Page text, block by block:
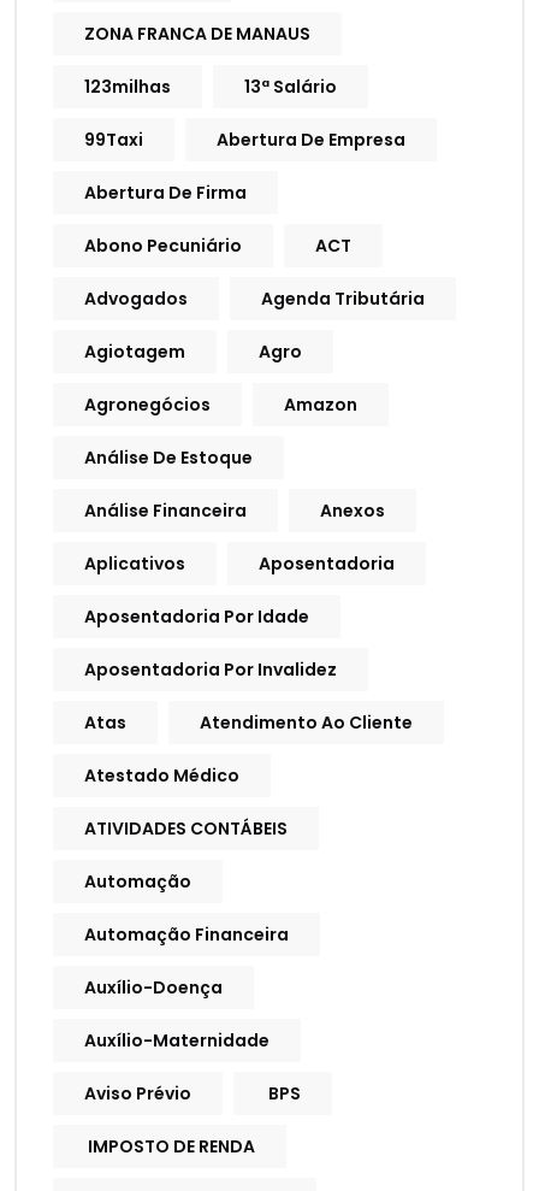
ZONA FRANCA DE MANAUS
123milhas 13ª Salário
99Taxi Abertura De Empresa
Abertura De Firma
Abono Pecuniário ACT
Advogados Agenda Tributária
Agiotagem Agro
Agronegócios Amazon
Análise De Estoque
Análise Financeira Anexos
Aplicativos Aposentadoria
Aposentadoria Por Idade
Aposentadoria Por Invalidez
Atas Atendimento Ao Cliente
Atestado Médico
ATIVIDADES CONTÁBEIS
Automação
Automação Financeira
Auxílio-Doença
Auxílio-Maternidade
Aviso Prévio BPS
IMPOSTO DE RENDA